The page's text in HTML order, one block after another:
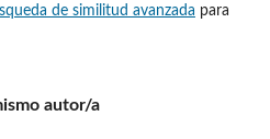
de similitud avanzada para
autor/a